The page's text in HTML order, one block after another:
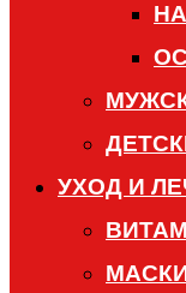
УХОД И